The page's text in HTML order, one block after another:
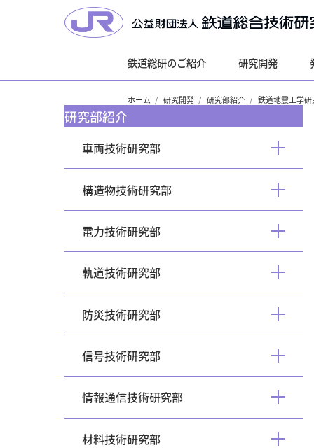
鉄道総研のご紹介 研究開発
ホーム 研究開発 研究部紹介 鉄道地震工学
研究部紹介
車両技術研究部
く
構造物技術研究部
く
電力技術研究部
く
軌道技術研究部
く
防災技術研究部
く
信号技術研究部
く
情報通信技術研究部
く
材料技術研究部